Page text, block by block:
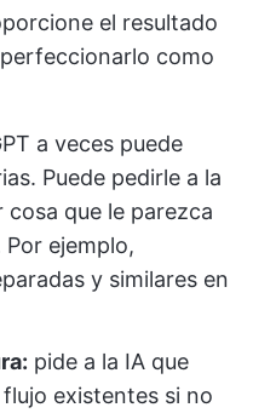
el resultado
como
a veces puede
Puede pedirle a la
cosa que le parezca
ejemplo,
y similares en
pide a la IA que
existentes si no